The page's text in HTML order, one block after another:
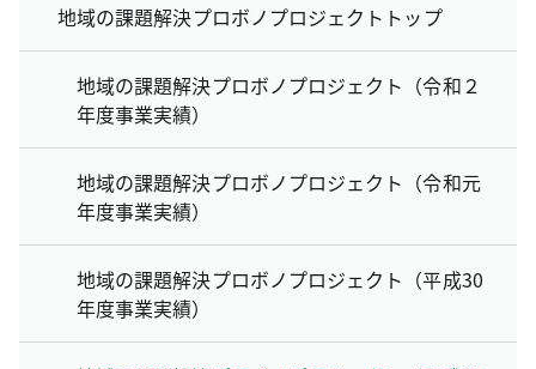
地域の課題解決プロボノプロジェクトトップ
地域の課題解決プロボノプロジェクト（令和２
年度事業実績）
地域の課題解決プロボノプロジェクト（令和元
年度事業実績）
地域の課題解決プロボノプロジェクト（平成30
年度事業実績）